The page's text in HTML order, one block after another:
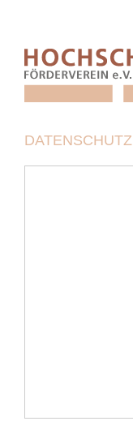
DATENSCHUTZ